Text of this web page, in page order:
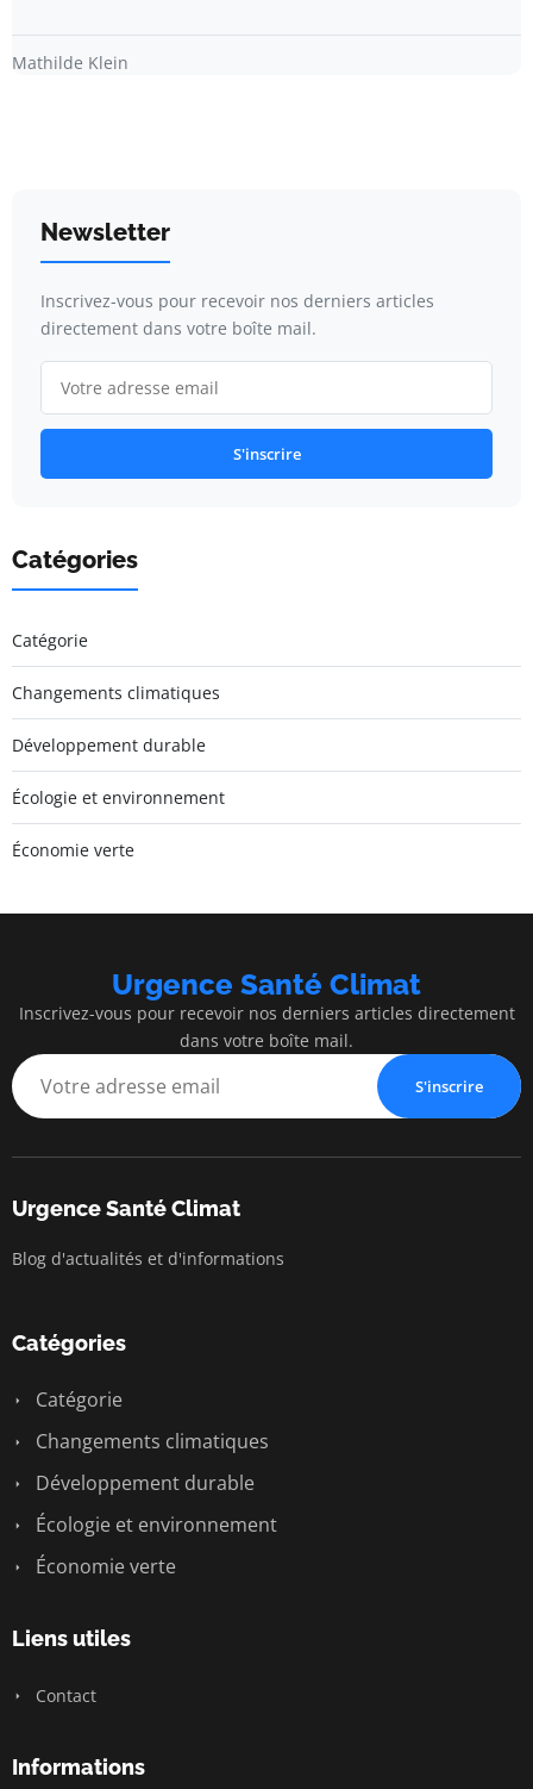
Mathilde Klein
Newsletter
Inscrivez-vous pour recevoir nos derniers articles
directement dans votre boîte mail.
S'inscrire
Catégories
Catégorie
Changements climatiques
Développement durable
Écologie et environnement
Économie verte
Urgence Santé Climat
Inscrivez-vous pour recevoir nos derniers articles directement
dans votre boîte mail.
S'inscrire
Urgence Santé Climat
Blog d'actualités et d'informations
Catégories
Catégorie
Changements climatiques
Développement durable
Écologie et environnement
Économie verte
Liens utiles
Contact
Informations